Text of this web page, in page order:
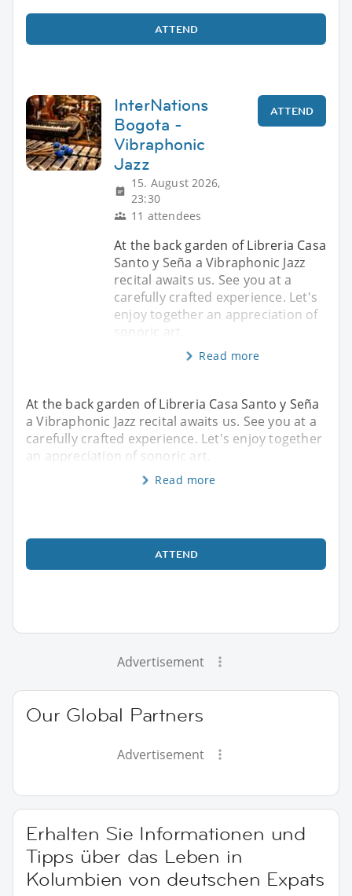
ATTEND
InterNations
Bogota -
Vibraphonic
Jazz
15. August 2026,
23:30
11 attendees
ATTEND
At the back garden of Libreria Casa
Santo y Seña a Vibraphonic Jazz
recital awaits us. See you at a
carefully crafted experience. Let's
enjoy together an appreciation of
Read more
At the back garden of Libreria Casa Santo y Seña
a Vibraphonic Jazz recital awaits us. See you at a
carefully crafted experience. Let's enjoy together
an appreciation of sonoric art.
Read more
ATTEND
Advertisement
Our Global Partners
Advertisement
Erhalten Sie Informationen und
Tipps über das Leben in
Kolumbien von deutschen Expats